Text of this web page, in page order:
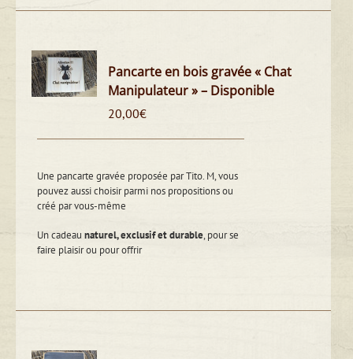
Pancarte en bois gravée « Chat
Manipulateur » – Disponible
20,00€
Une pancarte gravée proposée par Tito. M, vous
pouvez aussi choisir parmi nos propositions ou
créé par vous-même
Un cadeaunaturel, exclusif et durable, pour se
faire plaisir ou pour offrir